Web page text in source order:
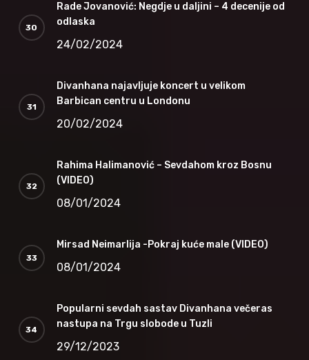
Rade Jovanović: Negdje u daljini – 4 decenije od
odlaska
24/02/2024
Divanhana najavljuje koncert u velikom
Barbican centru u Londonu
20/02/2024
Rahima Halimanović – Sevdahom kroz Bosnu
(VIDEO)
08/01/2024
Mirsad Neimarlija -Pokraj kuće male (VIDEO)
08/01/2024
Popularni sevdah sastav Divanhana večeras
nastupa na Trgu slobode u Tuzli
29/12/2023